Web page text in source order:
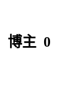
博主 0